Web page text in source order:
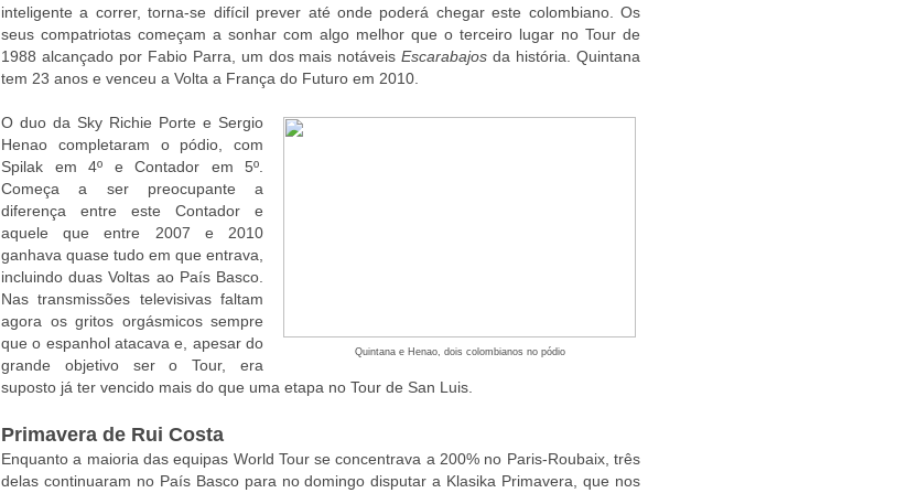
inteligente a correr, torna-se difícil prever até onde poderá chegar este colombiano. Os
seus compatriotas começam a sonhar com algo melhor que o terceiro lugar no Tour de
1988 alcançado por Fabio Parra, um dos mais notáveisEscarabajos da história. Quintana
tem 23 anos e venceu a Volta a França do Futuro em 2010.
Quintana e Henao, dois colombianos no pódio
O duo da Sky Richie Porte e Sergio
Henao completaram o pódio, com
Spilak em 4º e Contador em 5º.
Começa a ser preocupante a
diferença entre este Contador e
aquele que entre 2007 e 2010
ganhava quase tudo em que entrava,
incluindo duas Voltas ao País Basco.
Nas transmissões televisivas faltam
agora os gritos orgásmicos sempre
que o espanhol atacava e, apesar do
grande objetivo ser o Tour, era
suposto já ter vencido mais do que uma etapa no Tour de San Luis.
Primavera de Rui Costa
Enquanto a maioria das equipas World Tour se concentrava a 200% no Paris-Roubaix, três
delas continuaram no País Basco para no domingo disputar a Klasika Primavera, que nos